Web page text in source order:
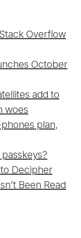
Overflow
October
add to
woes
plan,
Decipher
Been Read